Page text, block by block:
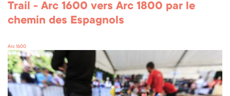
Trail - Arc 1600 vers Arc 1800 par le
chemin des Espagnols
Arc 1600